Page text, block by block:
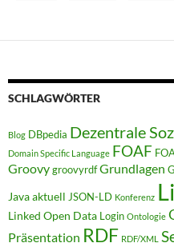
SCHLAGWÖRTER
Blog DBpedia Dezentrale
Domain Specific Language FOAF
GroovygroovyrdfGrundlagen
Java aktuell JSON-LD Konferenz
Linked Open Data Login Ontologie
Präsentation RDF RDF/XML